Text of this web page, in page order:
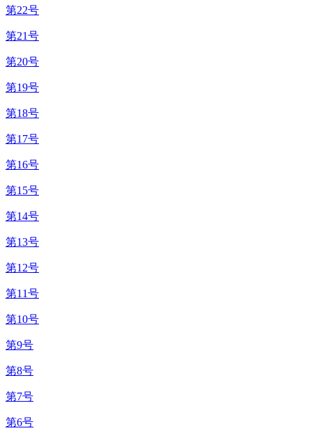
第22号
第21号
第20号
第19号
第18号
第17号
第16号
第15号
第14号
第13号
第12号
第11号
第10号
第9号
第8号
第7号
第6号